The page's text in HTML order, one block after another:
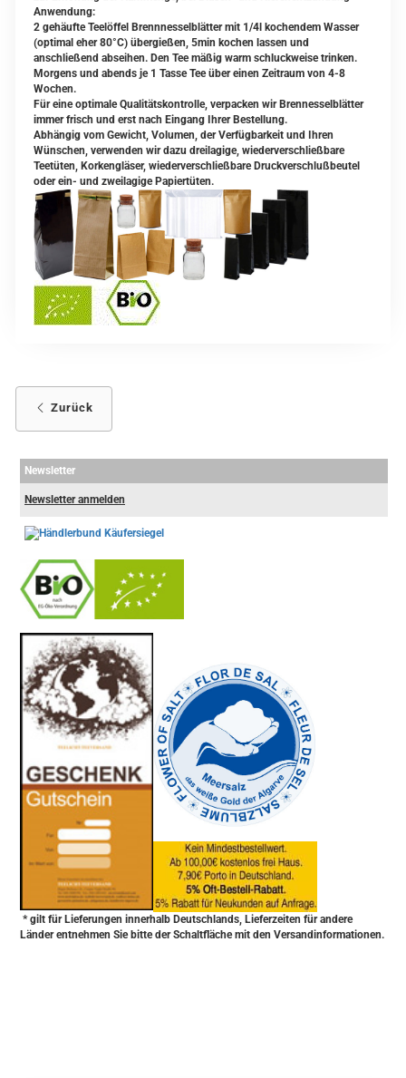
Anwendung:
2 gehäufte Teelöffel Brennnesselblätter mit 1/4l kochendem Wasser
(optimal eher 80°C) übergießen, 5min kochen lassen und
anschließend abseihen. Den Tee mäßig warm schluckweise trinken.
Morgens und abends je 1 Tasse Tee über einen Zeitraum von 4-8
Wochen.
Für eine optimale Qualitätskontrolle, verpacken wir Brennesselblätter
immer frisch und erst nach Eingang Ihrer Bestellung.
Abhängig vom Gewicht, Volumen, der Verfügbarkeit und Ihren
Wünschen, verwenden wir dazu dreilagige, wiederverschließbare
Teetüten, Korkengläser, wiederverschließbare Druckverschlußbeutel
oder ein- und zweilagige Papiertüten.
Zurück
Newsletter
Newsletter anmelden
* gilt für Lieferungen innerhalb Deutschlands, Lieferzeiten für andere
Länder entnehmen Sie bitte der Schaltfläche mit den Versandinformationen.